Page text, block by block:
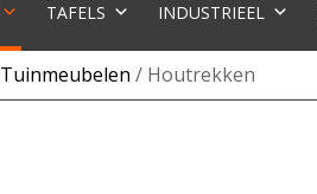
TAFELS INDUSTRIEEL
Tuinmeubelen / Houtrekken